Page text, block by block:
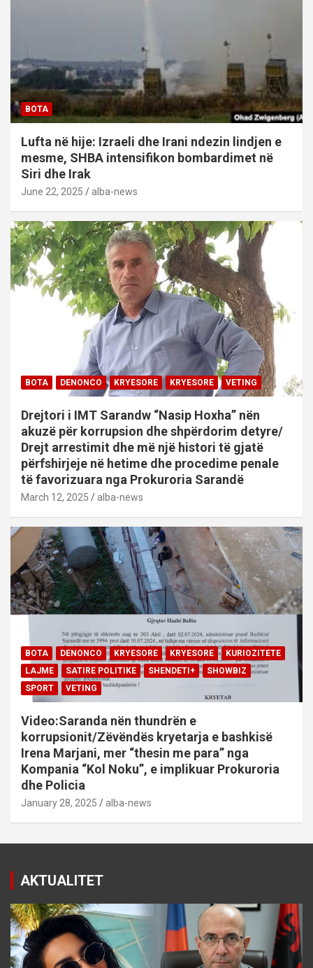
BOTA
Lufta në hije: Izraeli dhe Irani ndezin lindjen e
mesme, SHBA intensifikon bombardimet në
Siri dhe Irak
June 22, 2025 alba-news
BOTA DENONCO KRYESORE KRYESORE VETING
Drejtori i IMT Sarandw “Nasip Hoxha” nën
akuzë për korrupsion dhe shpërdorim detyre/
Drejt arrestimit dhe më një histori të gjatë
përfshirjeje në hetime dhe procedime penale
të favorizuara nga Prokuroria Sarandë
March 12, 2025 alba-news
BOTA DENONCO KRYESORE KRYESORE
KURIOZITETE
LAJME
SATIRE POLITIKE SHENDETI+
SHOWBIZ
SPORT
VETING
Video:Saranda nën thundrën e
korrupsionit/Zëvëndës kryetarja e bashkisë
Irena Marjani, mer “thesin me para” nga
Kompania “Kol Noku”, e implikuar Prokuroria
dhe Policia
January 28, 2025 alba-news
AKTUALITET